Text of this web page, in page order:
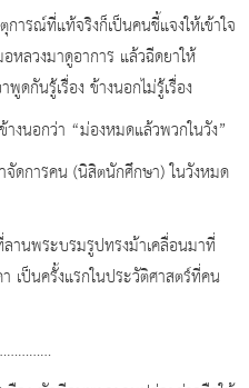
ตุการณ์ที่แท้จริงก็เป็นคนชี้แจงให้เข้าใจ
หลวงมาดูอาการ แล้วฉีดยาให้
ดกันรู้เรื่อง ข้างนอกไม่รู้เรื่อง
นอกว่า “ม่องหมดแล้วพวกในวัง”
ดการคน (นิสิตนักศึกษา) ในวังหมด
านพระบรมรูปทรงม้าเคลื่อนมาที่
เป็นครั้งแรกในประวัติศาสตร์ที่คน